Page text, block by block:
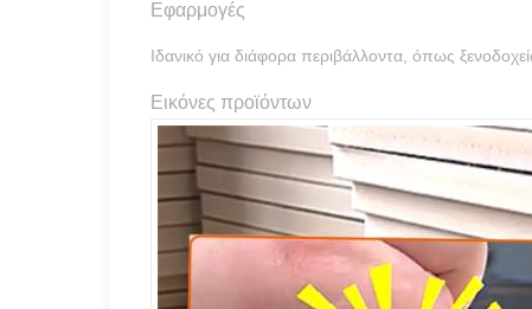
Εφαρμογές
Ιδανικό για διάφορα περιβάλλοντα, όπως
Εικόνες προϊόντων